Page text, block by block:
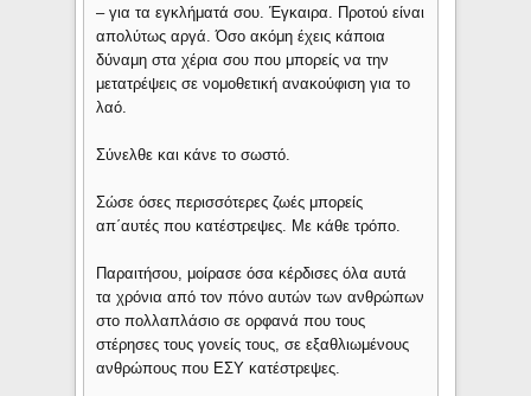
– για τα εγκλήματά σου. Έγκαιρα. Προτού είναι
απολύτως αργά. Όσο ακόμη έχεις κάποια
δύναμη στα χέρια σου που μπορείς να την
μετατρέψεις σε νομοθετική ανακούφιση για το
λαό.
Σύνελθε και κάνε το σωστό.
Σώσε όσες περισσότερες ζωές μπορείς
απ΄αυτές που κατέστρεψες. Με κάθε τρόπο.
Παραιτήσου, μοίρασε όσα κέρδισες όλα αυτά
τα χρόνια από τον πόνο αυτών των ανθρώπων
στο πολλαπλάσιο σε ορφανά που τους
στέρησες τους γονείς τους, σε εξαθλιωμένους
ανθρώπους που ΕΣΥ κατέστρεψες.